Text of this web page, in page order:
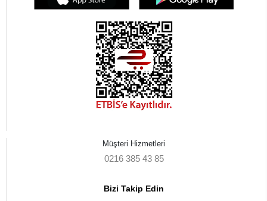
Müşteri Hizmetleri
0216 385 43 85
Bizi Takip Edin